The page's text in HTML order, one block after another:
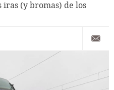
iras (y bromas) de los